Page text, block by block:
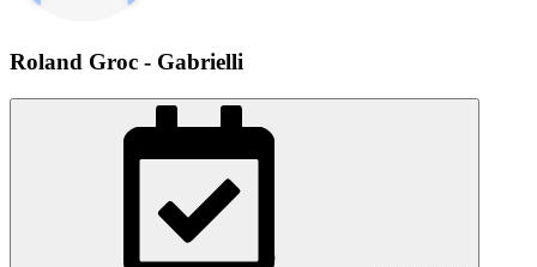
Roland Groc - Gabrielli